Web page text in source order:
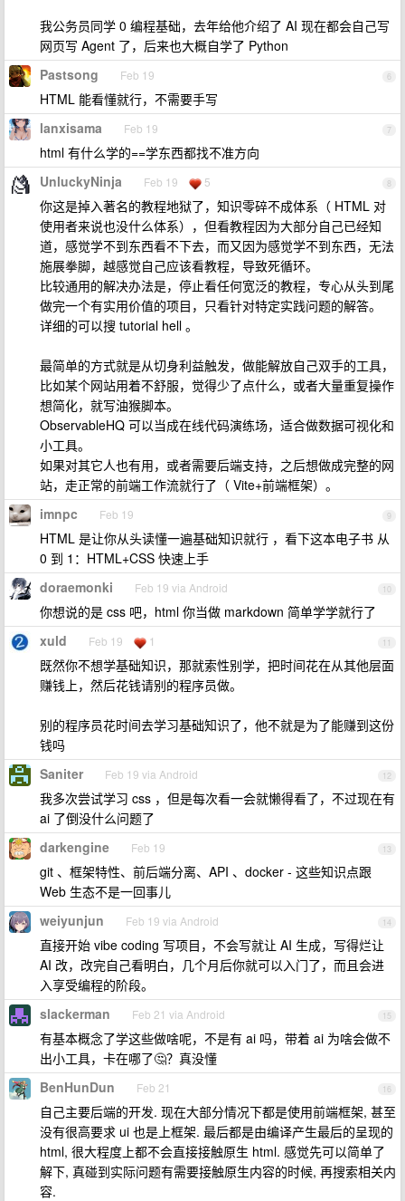
我公务员同学 0 编程基础，去年给他介绍了 AI 现在都会自己写
网页写 Agent 了，后来也大概自学了 Python
6
Pastsong Feb 19
HTML 能看懂就行，不需要手写
7
lanxisama Feb 19
html 有什么学的==学东西都找不准方向
8
UnluckyNinja Feb 19 5
你这是掉入著名的教程地狱了，知识零碎不成体系（ HTML 对
使用者来说也没什么体系），但看教程因为大部分自己已经知
道，感觉学不到东西看不下去，而又因为感觉学不到东西，无法
施展拳脚，越感觉自己应该看教程，导致死循环。
比较通用的解决办法是，停止看任何宽泛的教程，专心从头到尾
做完一个有实用价值的项目，只看针对特定实践问题的解答。
详细的可以搜 tutorial hell 。
最简单的方式就是从切身利益触发，做能解放自己双手的工具，
比如某个网站用着不舒服，觉得少了点什么，或者大量重复操作
想简化，就写油猴脚本。
ObservableHQ 可以当成在线代码演练场，适合做数据可视化和
小工具。
如果对其它人也有用，或者需要后端支持，之后想做成完整的网
站，走正常的前端工作流就行了（ Vite+前端框架）。
9
imnpc Feb 19
HTML 是让你从头读懂一遍基础知识就行 ，看下这本电子书 从
0 到 1：HTML+CSS 快速上手
10
doraemonki Feb 19 via Android
你想说的是 css 吧，html 你当做 markdown 简单学学就行了
11
xuld Feb 19 1
既然你不想学基础知识，那就索性别学，把时间花在从其他层面
赚钱上，然后花钱请别的程序员做。
别的程序员花时间去学习基础知识了，他不就是为了能赚到这份
钱吗
12
Saniter Feb 19 via Android
我多次尝试学习 css ，但是每次看一会就懒得看了，不过现在有
ai 了倒没什么问题了
13
darkengine Feb 19
git 、框架特性、前后端分离、API 、docker - 这些知识点跟
Web 生态不是一回事儿
14
weiyunjun Feb 19 via Android
直接开始 vibe coding 写项目，不会写就让 AI 生成，写得烂让
AI 改，改完自己看明白，几个月后你就可以入门了，而且会进
入享受编程的阶段。
15
slackerman Feb 21 via Android
有基本概念了学这些做啥呢，不是有 ai 吗，带着 ai 为啥会做不
出小工具，卡在哪了🤔？真没懂
16
BenHunDun Feb 21
自己主要后端的开发. 现在大部分情况下都是使用前端框架, 甚至
没有很高要求 ui 也是上框架. 最后都是由编译产生最后的呈现的
html, 很大程度上都不会直接接触原生 html. 感觉先可以简单了
解下, 真碰到实际问题有需要接触原生内容的时候, 再搜索相关内
容.